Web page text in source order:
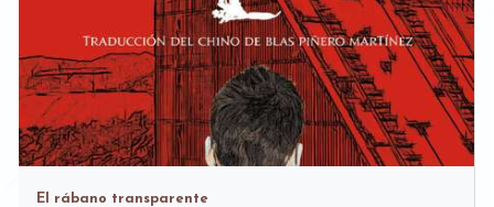
El rábano transparente